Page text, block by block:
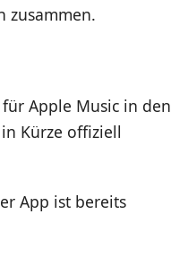
zusammen.
Apple Music in den
Kürze offiziell
App ist bereits